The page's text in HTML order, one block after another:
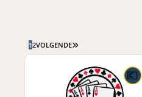
12VOLGENDE LAATSTE PAGINA